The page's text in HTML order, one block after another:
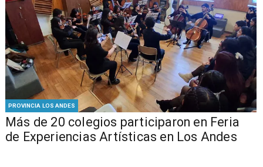
PROVINCIA LOS ANDES
Más de 20 colegios participaron en Feria
de Experiencias Artísticas en Los Andes